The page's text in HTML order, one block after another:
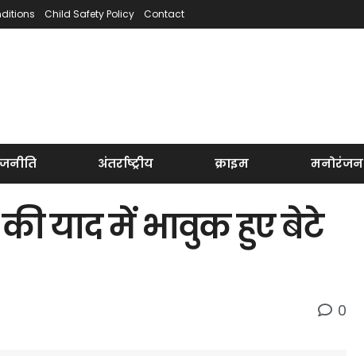
Child Safety Policy Contact
अंतर्राष्ट्रीय क्राइम मनोरंजन
याद में भावुक हुए बेटे
0